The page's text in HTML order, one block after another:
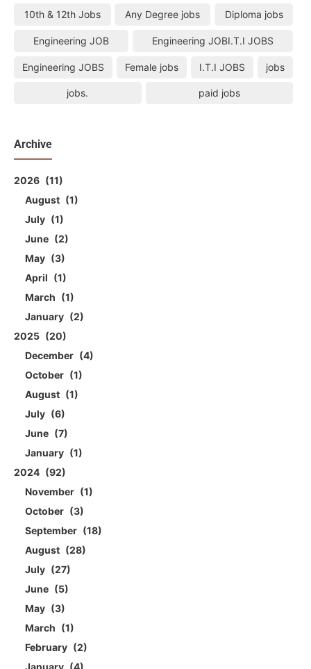
10th & 12th Jobs Any Degree jobs Diploma jobs
Engineering JOB Engineering JOBI.T.I JOBS
Engineering JOBS Female jobs I.T.I JOBS jobs
jobs. paid jobs
Archive
2026
11
August
1
July
1
June
2
May
3
April
1
March
1
January
2
2025
20
December
4
October
1
August
1
July
6
June
7
January
1
2024
92
November
1
October
3
September
18
August
28
July
27
June
5
May
3
March
1
February
2
January
4